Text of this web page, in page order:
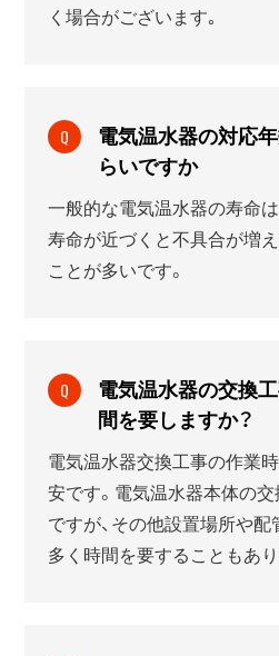
く場合がございます｡
Q
電気温水器の対応年
らいですか
一般的な電気温水器の寿命
寿命が近づくと不具合が増
ことが多いです。
Q
電気温水器の交換
間を要しますか？
電気温水器交換工事の作業
安です。電気温水器本体の
ですが、その他設置場所や配
多く時間を要することもあり